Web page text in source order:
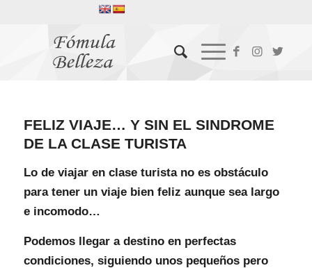
FELIZ VIAJE… Y SIN EL SINDROME
DE LA CLASE TURISTA
Lo de viajar en clase turista no es obstáculo
para tener un viaje bien feliz aunque sea largo
e incomodo…
Podemos llegar a destino en perfectas
condiciones, siguiendo unos pequeños pero